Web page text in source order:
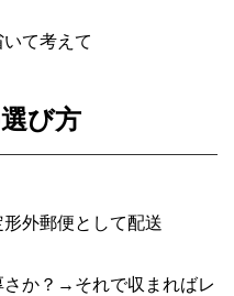
て考えて
び方
外郵便として配送
か？ →それで収まればレ